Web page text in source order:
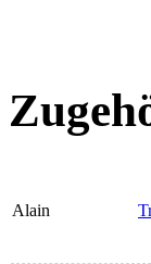
Alain